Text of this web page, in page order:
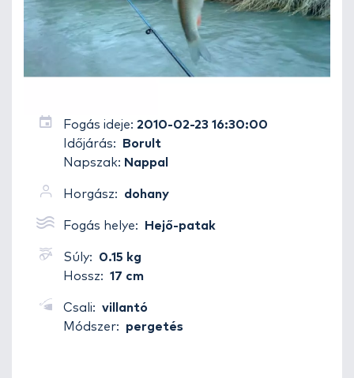
Fogás ideje: 2010-02-23 16:30:00
Időjárás:
Borult
Napszak: Nappal
Horgász: dohany
Fogás helye: Hejő-patak
Súly:
0.15 kg
Hossz: 17 cm
Csali: villantó
Módszer:
pergetés